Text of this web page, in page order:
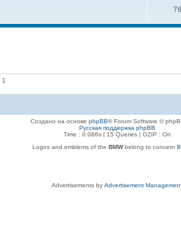
76
Создано на основе phpBB® Forum Software ©
Русская поддержка phpBB
Time : 0.086s | 15 Queries | GZIP : On
Logos and emblems of the BMWbelong to concern
Advertisements by Advertisement